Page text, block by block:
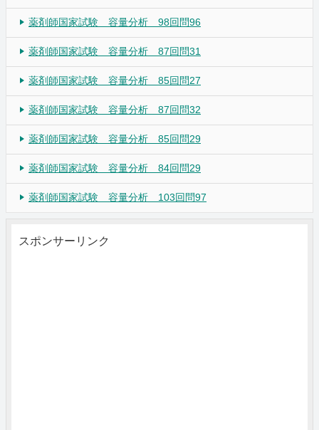
薬剤師国家試験 容量分析 98回問96
薬剤師国家試験 容量分析 87回問31
薬剤師国家試験 容量分析 85回問27
薬剤師国家試験 容量分析 87回問32
薬剤師国家試験 容量分析 85回問29
薬剤師国家試験 容量分析 84回問29
薬剤師国家試験 容量分析 103回問97
スポンサーリンク